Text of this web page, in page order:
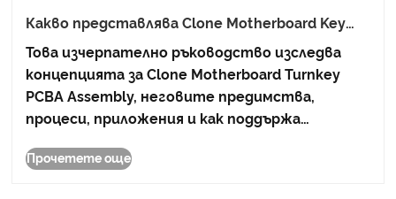
Какво представлява Clone Motherboard Key
значение за съвременното производство на
електроника
Това изчерпателно ръководство изследва
концепцията за Clone Motherboard Turnkey
PCBA Assembly, неговите предимства,
процеси, приложения и как поддържа
Ще обсъдим и оптимизирането на
Прочетете още